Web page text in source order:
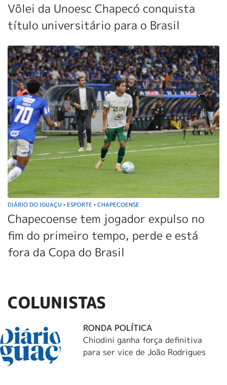
Vôlei da Unoesc Chapecó conquista
título universitário para o Brasil
DIÁRIO DO IGUAÇU • ESPORTE • CHAPECOENSE
Chapecoense tem jogador expulso no
fim do primeiro tempo, perde e está
fora da Copa do Brasil
COLUNISTAS
RONDA POLÍTICA
Chiodini ganha força definitiva
para ser vice de João Rodrigues